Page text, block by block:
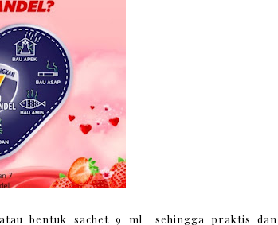
bentuk sachet 9 ml sehingga praktis dan